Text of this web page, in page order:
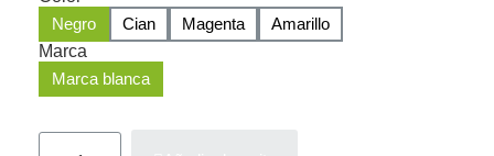
Negro
Cian Magenta
Amarillo
Marca
Marca blanca